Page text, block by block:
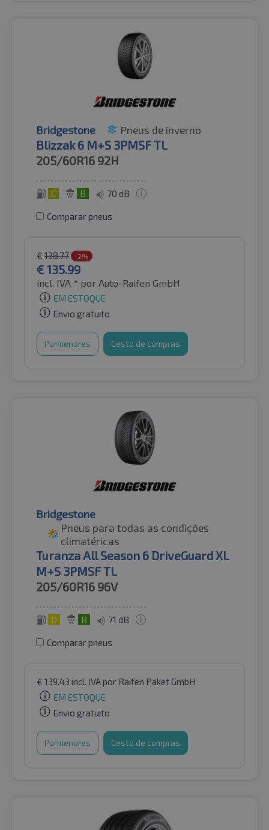
Bridgestone Pneus de inverno
Blizzak 6 M+S 3PMSF TL
205/60R16 92H
C B 70 dB
Comparar pneus
€ 138.77 -2%
€135.99
incl. IVA * por Auto-Raifen GmbH
EM ESTOQUE
Envio gratuito
Pormenores Cesto de compras
Bridgestone
Pneus para todas as condições
climatéricas
Turanza All Season 6 DriveGuard XL
M+S 3PMSF TL
205/60R16 96V
D B 71 dB
Comparar pneus
€ 139.43 incl. IVApor Raifen Paket GmbH
EM ESTOQUE
Envio gratuito
Pormenores Cesto de compras